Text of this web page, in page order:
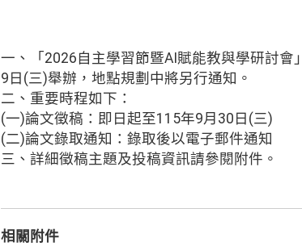
一、「2026自主學習節暨AI賦能教與學研討會
9日(三)舉辦，地點規劃中將另行通知。
二、重要時程如下：
(一)論文徵稿：即日起至115年9月30日(三)
(二)論文錄取通知：錄取後以電子郵件通知
三、詳細徵稿主題及投稿資訊請參閱附件。
相關附件